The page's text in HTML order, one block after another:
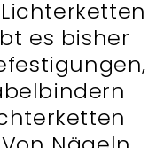
es bisher